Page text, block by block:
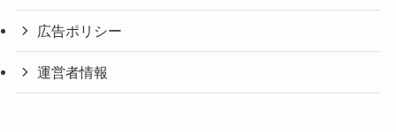
広告ポリシー
運営者情報